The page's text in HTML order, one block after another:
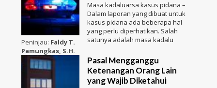
Peninjau: Faldy T.
Pamungkas, S.H.
Masa kadaluarsa kasus pidana –
Dalam laporan yang dibuat untuk
kasus pidana ada beberapa hal
yang perlu diperhatikan. Salah
satunya adalah masa kadalu
Pasal Mengganggu
Ketenangan Orang Lain
yang Wajib Diketahui